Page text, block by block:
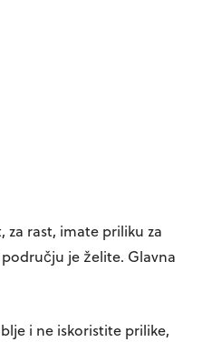
za rast, imate priliku za
je želite. Glavna
i ne iskoristite prilike,